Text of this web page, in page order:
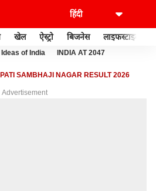
खेल ऐस्ट्रो बिजनेस लाइफस्टाइल
Ideas of India INDIA AT 2047
SAMBHAJI NAGAR RESULT 2026
Advertisement